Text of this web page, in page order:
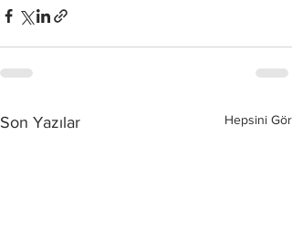
Son Yazılar Hepsini Gör